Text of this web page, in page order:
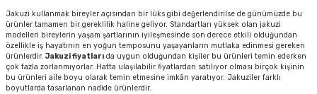
Jakuzi kullanmak bireyler açısından bir lüks gibi değerlendirilse de günümüzde bu
ürünler tamamen bir gereklilik haline geliyor. Standartları yüksek olan jakuzi
modelleri bireylerin yaşam şartlarının iyileşmesinde son derece etkili olduğundan
özellikle iş hayatının en yoğun temposunu yaşayanların mutlaka edinmesi gereken
ürünlerdir. Jakuzi fiyatları da uygun olduğundan kişiler bu ürünleri temin ederken
çok fazla zorlanmıyorlar. Hatta ulaşılabilir fiyatlardan satılıyor olması birçok kişinin
bu ürünleri aile boyu olarak temin etmesine imkân yaratıyor. Jakuziler farklı
boyutlarda tasarlanan nadide ürünlerdir.